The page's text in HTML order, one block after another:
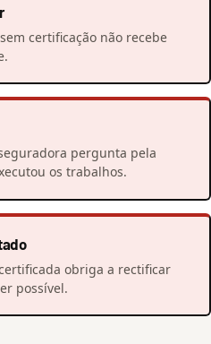
certificação não recebe
pergunta pela
os trabalhos.
obriga a rectificar
possível.